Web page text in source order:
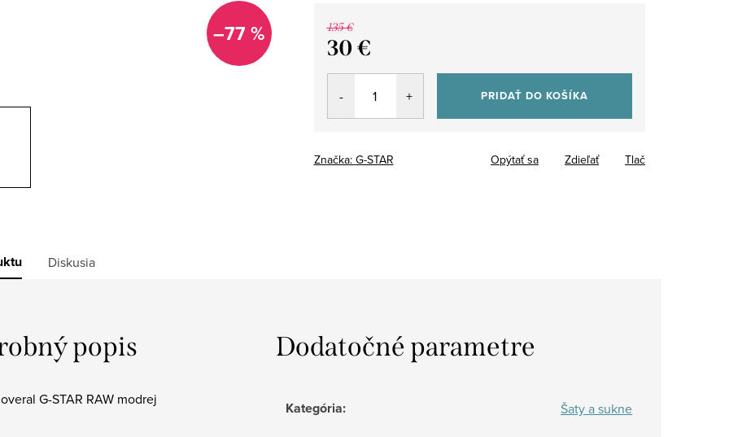
–77 % 135 €
30 €
Jednotková
PRIDAŤ DO KOŠÍKA
Značka: G-STAR Tlač
Opýtať sa Zdieľať
Diskusia
popis
G-STAR RAW modrej
Dodatočné parametre
Kategória: Šaty a sukne